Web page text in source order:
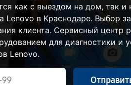
как с выездом на дом, так и
Lenovo в Краснодаре. Выбор
клиента. Сервисный центр
для диагностики и
Lenovo.